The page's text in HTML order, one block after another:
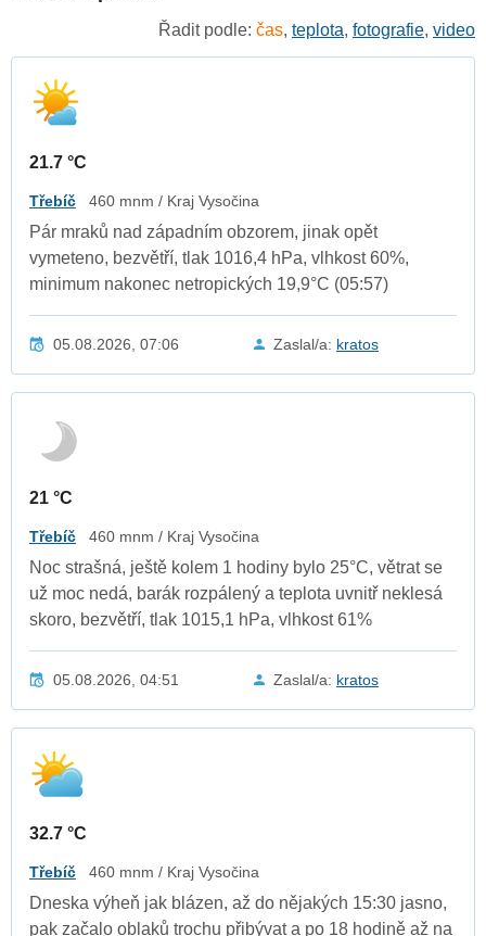
Řadit podle: čas, teplota, fotografie, video
21.7 °C
Třebíč 460 mnm / Kraj Vysočina
Pár mraků nad západním obzorem, jinak opět
vymeteno, bezvětří, tlak 1016,4 hPa, vlhkost 60%,
minimum nakonec netropických 19,9°C (05:57)
05.08.2026, 07:06 Zaslal/a: kratos
21 °C
Třebíč 460 mnm / Kraj Vysočina
Noc strašná, ještě kolem 1 hodiny bylo 25°C, větrat se
už moc nedá, barák rozpálený a teplota uvnitř neklesá
skoro, bezvětří, tlak 1015,1 hPa, vlhkost 61%
05.08.2026, 04:51 Zaslal/a: kratos
32.7 °C
Třebíč 460 mnm / Kraj Vysočina
Dneska výheň jak blázen, až do nějakých 15:30 jasno,
pak začalo oblaků trochu přibývat a po 18 hodině až na